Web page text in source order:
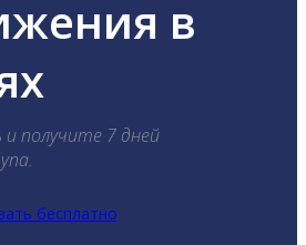
в
получите 7 дней
бесплатно